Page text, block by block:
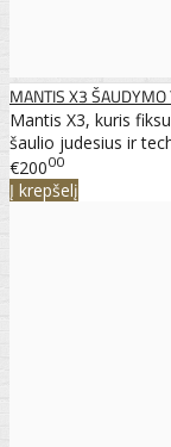
MANTIS X3 ŠAUDYMO
Mantis X3, kuris
šaulio judesius ir
€20000
Į krepšelį